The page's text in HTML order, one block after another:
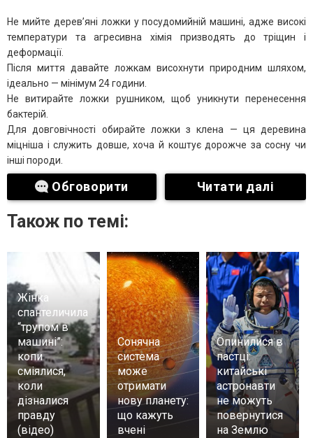
Не мийте дерев’яні ложки у посудомийній машині, адже високі
температури та агресивна хімія призводять до тріщин і
деформації.
Після миття давайте ложкам висохнути природним шляхом,
ідеально — мінімум 24 години.
Не витирайте ложки рушником, щоб уникнути перенесення
бактерій.
Для довговічності обирайте ложки з клена — ця деревина
міцніша і служить довше, хоча й коштує дорожче за сосну чи
інші породи.
Обговорити Читати далі
Також по темі:
Жінка
спантеличила
“трупом в
машині”:
копи
сміялися,
коли
дізналися
правду
(відео)
Сонячна
система
може
отримати
нову планету:
що кажуть
вчені
Опинилися в
пастці:
китайські
астронавти
не можуть
повернутися
на Землю